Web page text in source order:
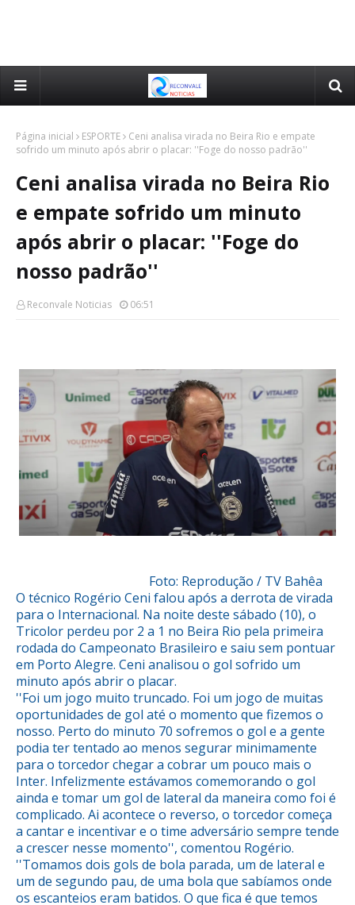
Página inicial ESPORTE
Ceni analisa virada no Beira Rio e empate
sofrido um minuto após abrir o placar: ''Foge do nosso padrão''
Ceni analisa virada no Beira Rio
e empate sofrido um minuto
após abrir o placar: ''Foge do
nosso padrão''
Reconvale Noticias 06:51
Foto: Reprodução / TV Bahêa
O técnico Rogério Ceni falou após a derrota de virada
para o Internacional. Na noite deste sábado (10), o
Tricolor perdeu por 2 a 1 no Beira Rio pela primeira
rodada do Campeonato Brasileiro e saiu sem pontuar
em Porto Alegre. Ceni analisou o gol sofrido um
minuto após abrir o placar.
''Foi um jogo muito truncado. Foi um jogo de muitas
oportunidades de gol até o momento que fizemos o
nosso. Perto do minuto 70 sofremos o gol e a gente
podia ter tentado ao menos segurar minimamente
para o torcedor chegar a cobrar um pouco mais o
Inter. Infelizmente estávamos comemorando o gol
ainda e tomar um gol de lateral da maneira como foi é
complicado. Ai acontece o reverso, o torcedor começa
a cantar e incentivar e o time adversário sempre tende
a crescer nesse momento'', comentou Rogério.
''Tomamos dois gols de bola parada, um de lateral e
um de segundo pau, de uma bola que sabíamos onde
os escanteios eram batidos. O que fica é que temos